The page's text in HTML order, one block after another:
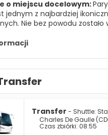
o miejscu docelowym:
jednym z najbardziej
Nie bez powodu
knajpach, czy też
Coeur, Pałac Wersalski,
mniej turystyczne,
a to oznacza, że potrafi
sztuki, pełne
Transfer - Shuttle:
Charles De Gaulle
Czas zbiórki: 08:55